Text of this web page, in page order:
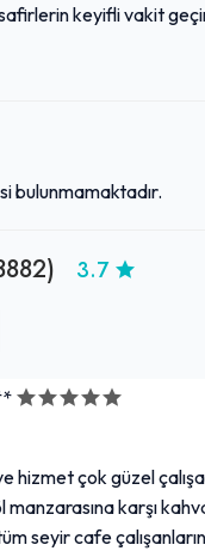
keyifli vakit
çeşitleri de bazı
bulunmamaktadır.
3.7
hizmet çok güzel
manzarasına karşı
seyir cafe